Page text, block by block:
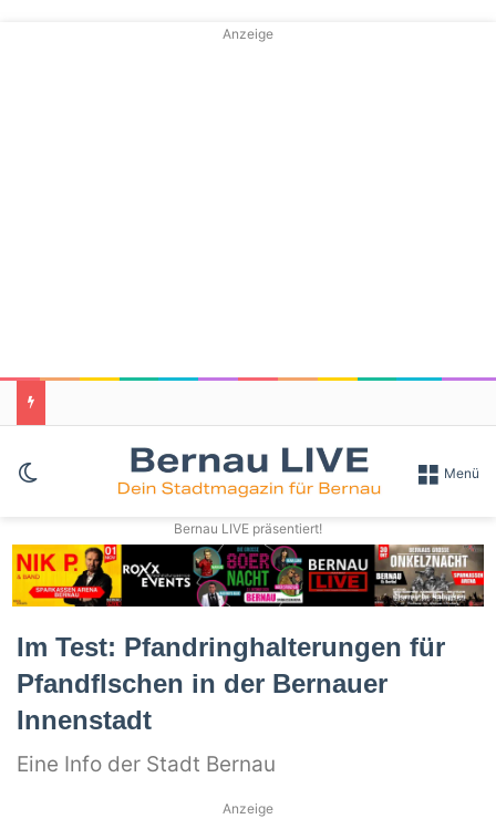
Anzeige
Skin umschalten Menü
Bernau LIVE präsentiert!
Im Test: Pfandringhalterungen für
Pfandflschen in der Bernauer
Innenstadt
Eine Info der Stadt Bernau
Anzeige